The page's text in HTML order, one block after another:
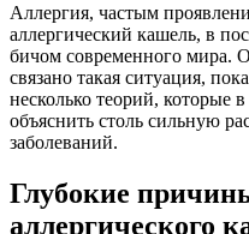
Аллергия, частым
аллергический кашель, в
бичом современного мира.
связано такая ситуация,
несколько теорий, которые
объяснить столь сильную
заболеваний.
Глубокие
аллергического